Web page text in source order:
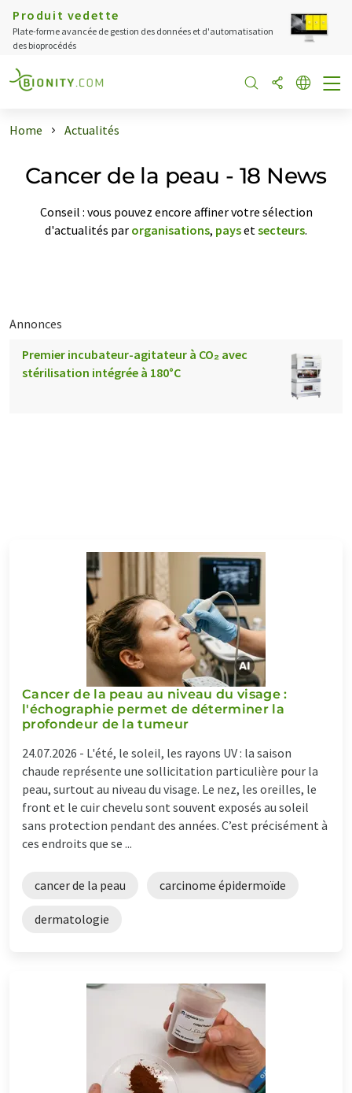
Produit vedette
Plate-forme avancée de gestion des données et d'automatisation
des bioprocédés
Home Actualités
Cancer de la peau - 18 News
Conseil : vous pouvez encore affiner votre sélection
d'actualités par organisations, payset secteurs.
Annonces
Premier incubateur-agitateur à CO₂ avec
stérilisation intégrée à 180°C
Cancer de la peau au niveau du visage :
l'échographie permet de déterminer la
profondeur de la tumeur
24.07.2026 - L'été, le soleil, les rayons UV : la saison
chaude représente une sollicitation particulière pour la
peau, surtout au niveau du visage. Le nez, les oreilles, le
front et le cuir chevelu sont souvent exposés au soleil
sans protection pendant des années. C’est précisément à
ces endroits que se ...
cancer de la peau carcinome épidermoïde
dermatologie